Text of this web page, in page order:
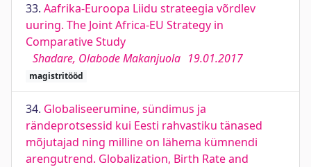
33. Aafrika-Euroopa Liidu strateegia võrdlev
uuring. The Joint Africa-EU Strategy in
Comparative Study
Shadare, Olabode Makanjuola 19.01.2017
magistritööd
34. Globaliseerumine, sündimus ja
rändeprotsessid kui Eesti rahvastiku tänased
mõjutajad ning milline on lähema kümnendi
arengutrend. Globalization, Birth Rate and